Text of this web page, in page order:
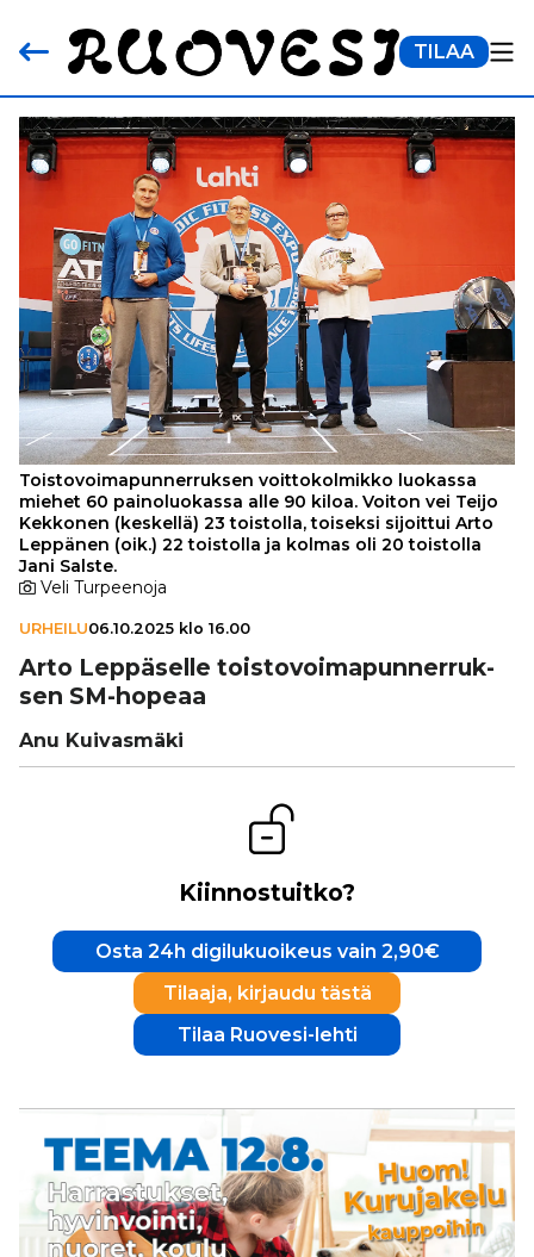
TILAA
Toistovoimapunnerruksen voittokolmikko luokassa
miehet 60 painoluokassa alle 90 kiloa. Voiton vei Teijo
Kekkonen (keskellä) 23 toistolla, toiseksi sijoittui Arto
Leppänen (oik.) 22 toistolla ja kolmas oli 20 toistolla
Jani Salste.
Veli Turpeenoja
URHEILU06.10.2025 klo 16.00
Arto Lep­pä­selle tois­to­voi­ma­pun­ner­ruk­
sen SM-hopeaa
Anu Kuivasmäki
Kiinnostuitko?
Osta 24h digilukuoikeus vain 2,90€
Tilaaja, kirjaudu tästä
Tilaa Ruovesi-lehti